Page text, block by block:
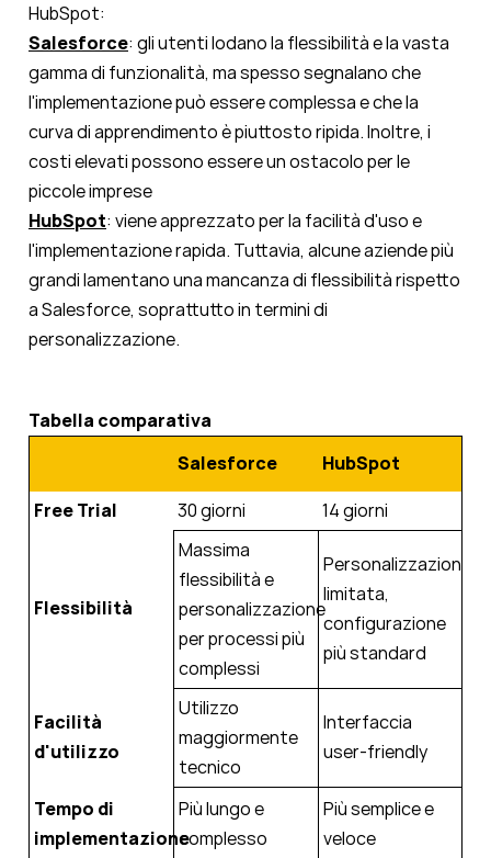
HubSpot:
Salesforce: gli utenti lodano la flessibilità e la vasta
gamma di funzionalità, ma spesso segnalano che
l'implementazione può essere complessa e che la
curva di apprendimento è piuttosto ripida. Inoltre, i
costi elevati possono essere un ostacolo per le
piccole imprese
HubSpot: viene apprezzato per la facilità d'uso e
l'implementazione rapida. Tuttavia, alcune aziende più
grandi lamentano una mancanza di flessibilità rispetto
a Salesforce, soprattutto in termini di
personalizzazione.
Tabella comparativa
Salesforce
HubSpot
Free Trial
30 giorni 14 giorni
Flessibilità
Massima
flessibilità e
personalizzazione
per processi più
complessi
Personalizzazione
limitata,
configurazione
più standard
Facilità
d'utilizzo
Utilizzo
maggiormente
tecnico
Interfaccia
user-friendly
Tempo di
implementazione
Più lungo e
complesso
Più semplice e
veloce